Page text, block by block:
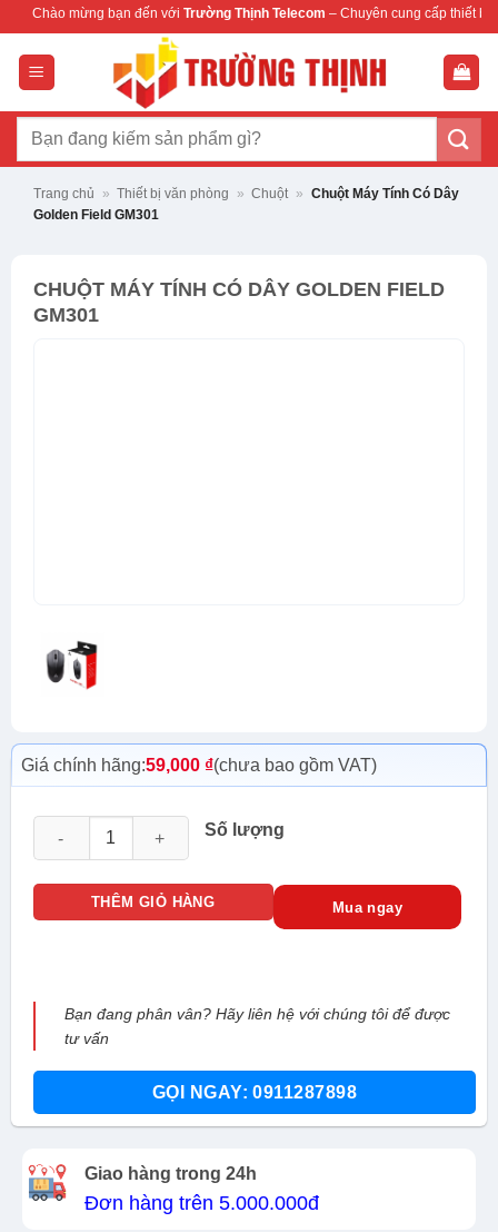
dung
bạn đến vớiTrường Thịnh Telecom – Chuyên cung cấp thiết bị mạng &
Tìm
Trang chủ » Thiết bị văn phòng » Chuột » Chuột Máy Tính Có Dây
Golden Field GM301
CHUỘT MÁY TÍNH CÓ DÂY GOLDEN FIELD
GM301
Giá chính hãng:59,000 ₫(chưa bao gồm VAT)
Số lượng
Chuột Máy Tính Có Dây Golden Field GM301 số lượng
THÊM GIỎ HÀNG Mua ngay
Bạn đang phân vân? Hãy liên hệ với chúng tôi để được
tư vấn
GỌI NGAY: 0911287898
Giao hàng trong 24h
Đơn hàng trên 5.000.000đ